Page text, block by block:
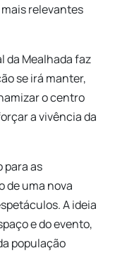
relevantes
da Mealhada faz
se irá manter,
o centro
a vivência da
para as
de uma nova
A ideia
e do evento,
população